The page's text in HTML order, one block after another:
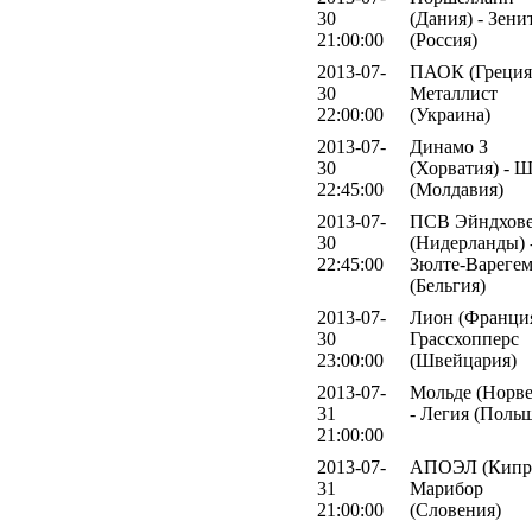
30
21:00:00
(Дания) -
(Россия)
2013-07-
30
22:00:00
ПАОК
Металлист
(Украина)
2013-07-
30
22:45:00
Динамо З
(Хорватия) -
(Молдавия)
2013-07-
30
22:45:00
ПСВ
(Нидерланды)
Зюлте-Варегем
(Бельгия)
2013-07-
30
23:00:00
Лион
Грассхопперс
(Швейцария)
2013-07-
31
21:00:00
Мольде
- Легия
2013-07-
31
21:00:00
АПОЭЛ
Марибор
(Словения)